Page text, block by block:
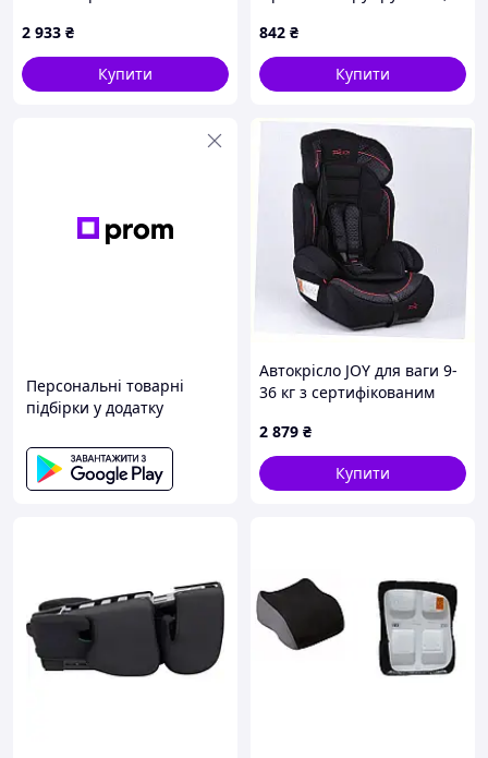
2 933 ₴
Купити
842 ₴
Купити
Персональні товарні
підбірки у додатку
Автокрісло JOY для ваги 9-
36 кг з сертифікованим
2 879 ₴
Купити